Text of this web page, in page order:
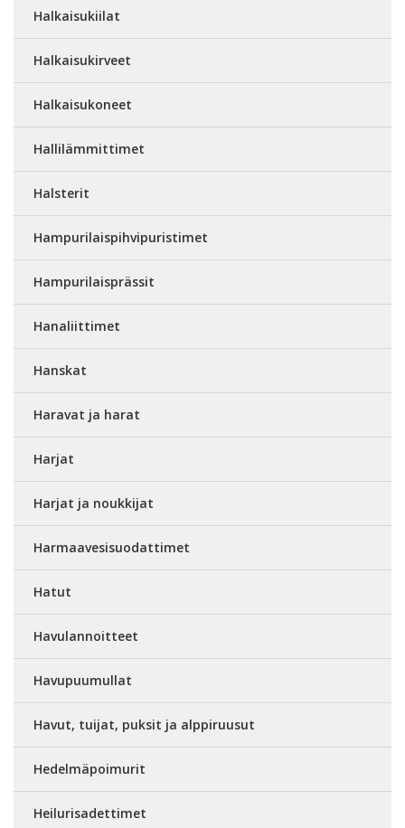
Halkaisukiilat
Halkaisukirveet
Halkaisukoneet
Hallilämmittimet
Halsterit
Hampurilaispihvipuristimet
Hampurilaisprässit
Hanaliittimet
Hanskat
Haravat ja harat
Harjat
Harjat ja noukkijat
Harmaavesisuodattimet
Hatut
Havulannoitteet
Havupuumullat
Havut, tuijat, puksit ja alppiruusut
Hedelmäpoimurit
Heilurisadettimet